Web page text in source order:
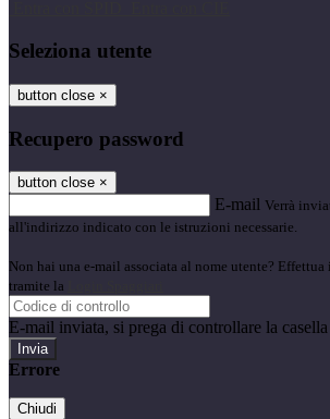
Seleziona utente
button close ×
Recupero password
button close ×
E-mail Verrà
all'indirizzo indicato con le istruzioni necessarie.
Non hai una e-mail associata al nome utente? Effettua
tramite la
E-mail inviata, si prega di controllare la
Errore
Chiudi